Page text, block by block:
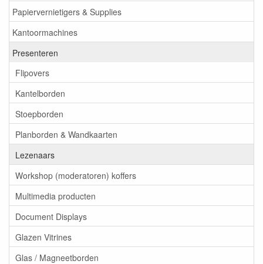
Papiervernietigers & Supplies
Kantoormachines
Presenteren
Flipovers
Kantelborden
Stoepborden
Planborden & Wandkaarten
Lezenaars
Workshop (moderatoren) koffers
Multimedia producten
Document Displays
Glazen Vitrines
Glas / Magneetborden